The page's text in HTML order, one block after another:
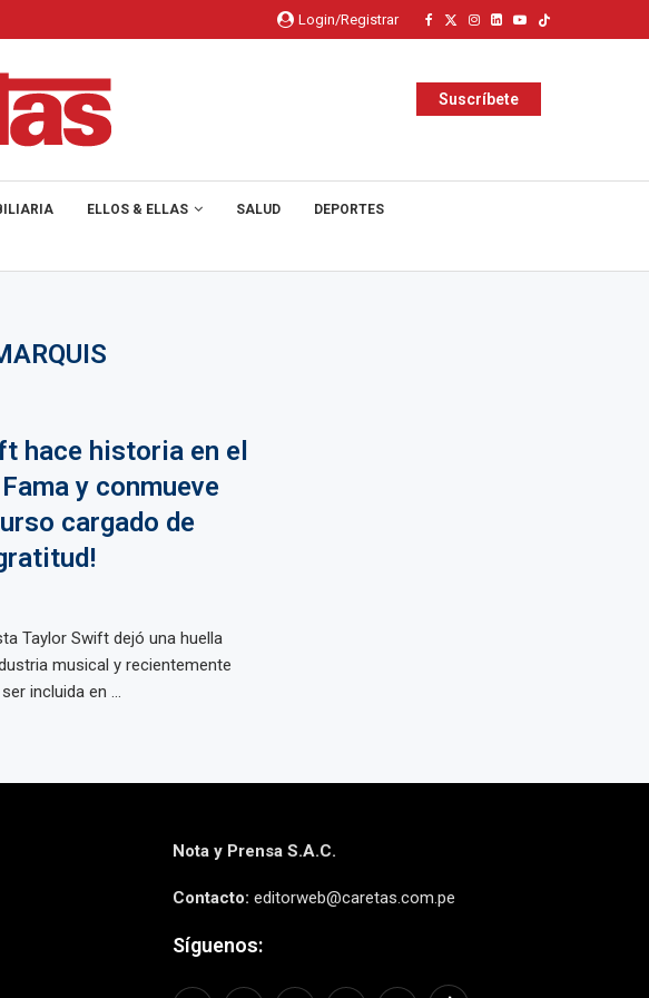
Login/Registrar
Suscríbete
ELLOS & ELLAS SALUD DEPORTES
hace historia en el
y conmueve
cargado de
Taylor Swift dejó una huella
musical y recientemente
incluida en ...
Nota y Prensa S.A.C.
Contacto: editorweb@caretas.com.pe
Síguenos: